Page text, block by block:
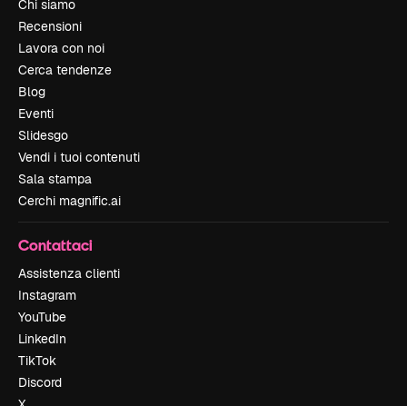
Chi siamo
Recensioni
Lavora con noi
Cerca tendenze
Blog
Eventi
Slidesgo
Vendi i tuoi contenuti
Sala stampa
Cerchi magnific.ai
Contattaci
Assistenza clienti
Instagram
YouTube
LinkedIn
TikTok
Discord